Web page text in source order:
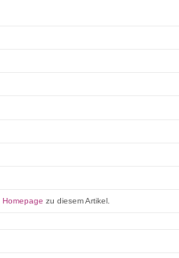
Homepage zu diesem Artikel.